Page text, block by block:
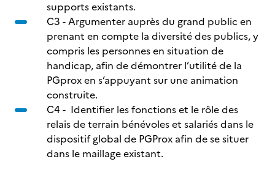
supports existants.
C3 - Argumenter auprès du grand public en
prenant en compte la diversité des publics, y
compris les personnes en situation de
handicap, afin de démontrer l’utilité de la
PGprox en s’appuyant sur une animation
construite.
C4 - Identifier les fonctions et le rôle des
relais de terrain bénévoles et salariés dans le
dispositif global de PGProx afin de se situer
dans le maillage existant.